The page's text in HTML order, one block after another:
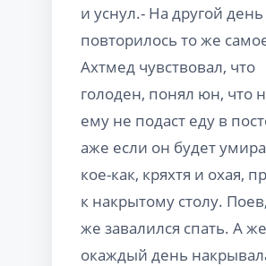
и уснул.- На другой день
повторилось то же
Ахтмед чувствовал, что
голоден, понял юн, что
ему не подаст еду в
аже если он будет
кое-как, кряхтя и охая,
к накрытому столу.
же завалился спать. А
oкаждый день